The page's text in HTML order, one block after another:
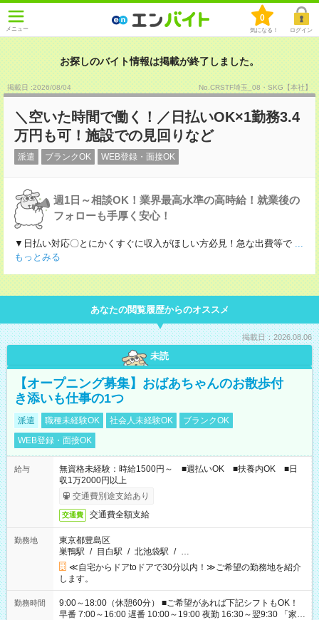
メニュー
0
気になる！ ログイン
お探しのバイト情報は掲載が終了しました。
掲載日 :2026/08/04 No.CRSTF埼玉_08・SKG【本社】
＼空いた時間で働く！／日払いOK×1勤務3.4
万円も可！施設での見回りなど
派遣 ブランクOK WEB登録・面接OK
週1日～相談OK！業界最高水準の高時給！就業後の
フォローも手厚く安心！
▼日払い対応〇とにかくすぐに収入がほしい方必見！急な出費等で ...
もっとみる
あなたの閲覧履歴からのオススメ
掲載日：2026.08.06
未読
【オープニング募集】おばあちゃんのお散歩付
き添いも仕事の1つ
派遣 職種未経験OK 社会人未経験OK
ブランクOK
WEB登録・面接OK
給与
無資格未経験：時給1500円～ ■週払いOK ■扶養内OK ■日
収1万2000円以上
交通費別途支給あり
交通費 交通費全額支給
勤務地
東京都豊島区
巣鴨駅 / 目白駅 / 北池袋駅 / …
≪自宅からドアtoドアで30分以内！≫ご希望の勤務地を紹介
します。
勤務時間
9:00～18:00（休憩60分） ■ご希望があれば下記シフトもOK！
早番 7:00～16:00 遅番 10:00～19:00 夜勤 16:30～翌9:30 「家族